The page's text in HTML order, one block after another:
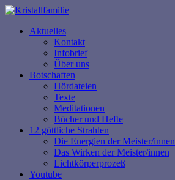
Aktuelles
Kontakt
Infobrief
Über uns
Botschaften
Hördateien
Texte
Meditationen
Bücher und Hefte
12 göttliche Strahlen
Die Energien der Meister/innen
Das Wirken der Meister/innen
Lichtkörperprozeß
Youtube